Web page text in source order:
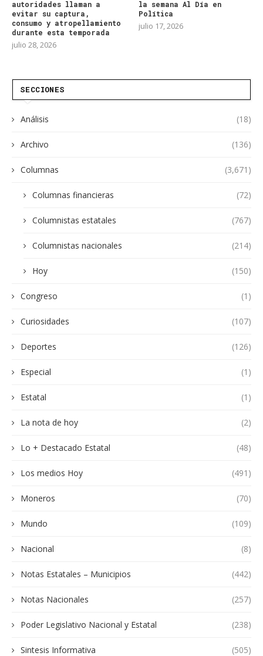
autoridades llaman a
evitar su captura,
consumo y atropellamiento
durante esta temporada
julio 28, 2026
la semana Al Día en
Política
julio 17, 2026
SECCIONES
Análisis (18)
Archivo (136)
Columnas (3,671)
Columnas financieras (72)
Columnistas estatales (767)
Columnistas nacionales (214)
Hoy (150)
Congreso (1)
Curiosidades (107)
Deportes (126)
Especial (1)
Estatal (1)
La nota de hoy (2)
Lo + Destacado Estatal (48)
Los medios Hoy (491)
Moneros (70)
Mundo (109)
Nacional (8)
Notas Estatales – Municipios (442)
Notas Nacionales (257)
Poder Legislativo Nacional y Estatal (238)
Sintesis Informativa (505)